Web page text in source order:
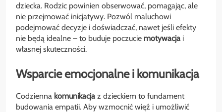
dziecka. Rodzic powinien obserwować, pomagając, ale
nie przejmować inicjatywy. Pozwól maluchowi
podejmować decyzje i doświadczać, nawet jeśli efekty
nie będą idealne – to buduje poczucie motywacjai
własnej skuteczności.
Wsparcie emocjonalne i komunikacja
Codzienna komunikacjaz dzieckiem to fundament
budowania empatii. Aby wzmocnić więź i umożliwić